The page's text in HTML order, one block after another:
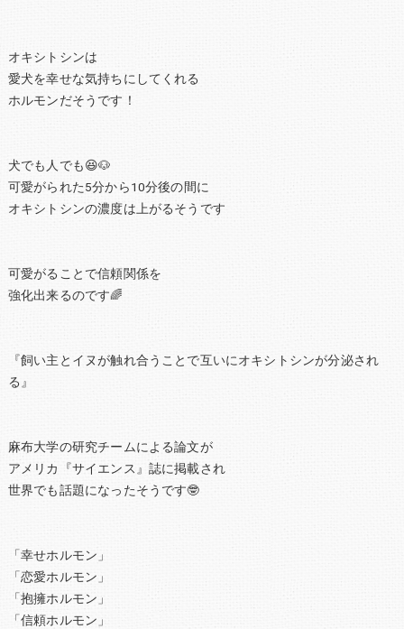
オキシトシンは
愛犬を幸せな気持ちにしてくれる
ホルモンだそうです！
犬でも人でも😆🐶
可愛がられた5分から10分後の間に
オキシトシンの濃度は上がるそうです
可愛がることで信頼関係を
強化出来るのです🌈
『飼い主とイヌが触れ合うことで互いにオキシトシンが分泌され
る』
麻布大学の研究チームによる論文が
アメリカ『サイエンス』誌に掲載され
世界でも話題になったそうです🤓
「幸せホルモン」
「恋愛ホルモン」
「抱擁ホルモン」
「信頼ホルモン」